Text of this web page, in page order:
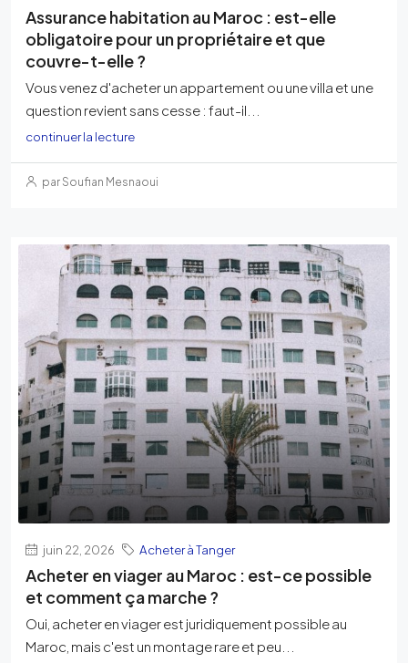
Assurance habitation au Maroc : est-elle
obligatoire pour un propriétaire et que
couvre-t-elle ?
Vous venez d'acheter un appartement ou une villa et une
question revient sans cesse : faut-il...
continuer la lecture
par Soufian Mesnaoui
juin 22, 2026 Acheter à Tanger
Acheter en viager au Maroc : est-ce possible
et comment ça marche ?
Oui, acheter en viager est juridiquement possible au
Maroc, mais c'est un montage rare et peu...